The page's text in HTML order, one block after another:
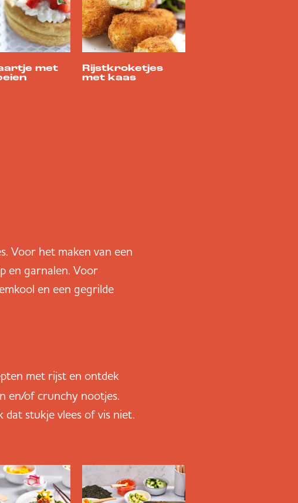
met
Rijstkroketjes
met kaas
Voor het maken van een
en garnalen. Voor
en een gegrilde
met rijst en ontdek
en/of crunchy nootjes.
stukje vlees of vis niet.